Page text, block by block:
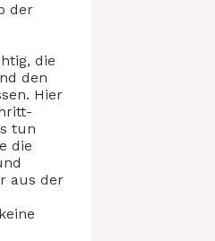
der
die
den
Hier
tun
die
aus der